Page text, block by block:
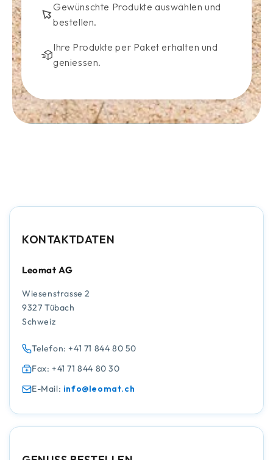
Gewünschte Produkte auswählen und
bestellen.
Ihre Produkte per Paket erhalten und
geniessen.
KONTAKTDATEN
Leomat AG
Wiesenstrasse 2
9327 Tübach
Schweiz
Telefon: +41 71 844 80 50
Fax: +41 71 844 80 30
E-Mail: info@leomat.ch